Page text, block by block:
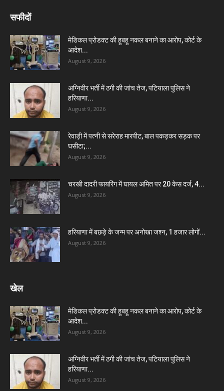
सफीदों
मेडिकल प्रोडक्ट की हूबहू नकल बनाने का आरोप, कोर्ट के
आदेश...
August 9, 2026
अग्निवीर भर्ती में ठगी की जांच तेज, पटियाला पुलिस ने
हरियाणा...
August 9, 2026
रेवाड़ी में पत्नी से सरेराह मारपीट, बाल पकड़कर सड़क पर
घसीटा;...
August 9, 2026
चरखी दादरी फायरिंग में घायल अमित पर 20 केस दर्ज, 4...
August 9, 2026
हरियाणा में बछड़े के जन्म पर अनोखा जश्न, 1 हजार लोगों...
August 9, 2026
खेल
मेडिकल प्रोडक्ट की हूबहू नकल बनाने का आरोप, कोर्ट के
आदेश...
August 9, 2026
अग्निवीर भर्ती में ठगी की जांच तेज, पटियाला पुलिस ने
हरियाणा...
August 9, 2026